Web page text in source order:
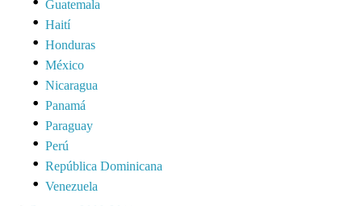
Guatemala
Haití
Honduras
México
Nicaragua
Panamá
Paraguay
Perú
República Dominicana
Venezuela